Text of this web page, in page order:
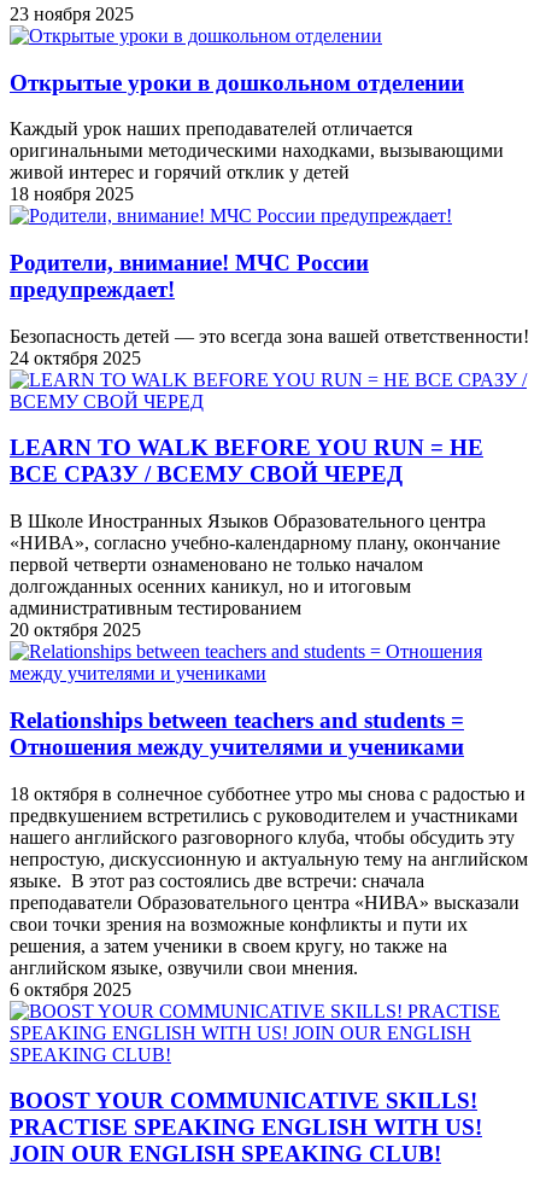
23 ноября 2025
Открытые уроки в дошкольном отделении
Каждый урок наших преподавателей отличается
оригинальными методическими находками, вызывающими
живой интерес и горячий отклик у детей
18 ноября 2025
Родители, внимание! МЧС России
предупреждает!
Безопасность детей — это всегда зона вашей ответственности!
24 октября 2025
LEARN TO WALK BEFORE YOU RUN = НЕ
ВСЕ СРАЗУ / ВСЕМУ СВОЙ ЧЕРЕД
В Школе Иностранных Языков Образовательного центра
«НИВА», согласно учебно-календарному плану, окончание
первой четверти ознаменовано не только началом
долгожданных осенних каникул, но и итоговым
административным тестированием
20 октября 2025
Relationships between teachers and students =
Отношения между учителями и учениками
18 октября в солнечное субботнее утро мы снова с радостью и
предвкушением встретились с руководителем и участниками
нашего английского разговорного клуба, чтобы обсудить эту
непростую, дискуссионную и актуальную тему на английском
языке. В этот раз состоялись две встречи: сначала
преподаватели Образовательного центра «НИВА» высказали
свои точки зрения на возможные конфликты и пути их
решения, а затем ученики в своем кругу, но также на
английском языке, озвучили свои мнения.
6 октября 2025
BOOST YOUR COMMUNICATIVE SKILLS!
PRACTISE SPEAKING ENGLISH WITH US!
JOIN OUR ENGLISH SPEAKING CLUB!